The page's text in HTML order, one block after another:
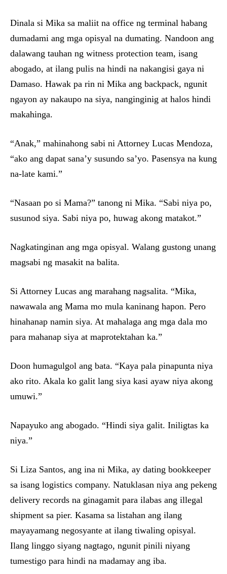
Dinala si Mika sa maliit na office ng terminal habang
dumadami ang mga opisyal na dumating. Nandoon ang
dalawang tauhan ng witness protection team, isang
abogado, at ilang pulis na hindi na nakangisi gaya ni
Damaso. Hawak pa rin ni Mika ang backpack, ngunit
ngayon ay nakaupo na siya, nanginginig at halos hindi
makahinga.
“Anak,” mahinahong sabi ni Attorney Lucas Mendoza,
“ako ang dapat sana’y susundo sa’yo. Pasensya na kung
na-late kami.”
“Nasaan po si Mama?” tanong ni Mika. “Sabi niya po,
susunod siya. Sabi niya po, huwag akong matakot.”
Nagkatinginan ang mga opisyal. Walang gustong unang
magsabi ng masakit na balita.
Si Attorney Lucas ang marahang nagsalita. “Mika,
nawawala ang Mama mo mula kaninang hapon. Pero
hinahanap namin siya. At mahalaga ang mga dala mo
para mahanap siya at maprotektahan ka.”
Doon humagulgol ang bata. “Kaya pala pinapunta niya
ako rito. Akala ko galit lang siya kasi ayaw niya akong
umuwi.”
Napayuko ang abogado. “Hindi siya galit. Iniligtas ka
niya.”
Si Liza Santos, ang ina ni Mika, ay dating bookkeeper
sa isang logistics company. Natuklasan niya ang pekeng
delivery records na ginagamit para ilabas ang illegal
shipment sa pier. Kasama sa listahan ang ilang
mayayamang negosyante at ilang tiwaling opisyal.
Ilang linggo siyang nagtago, ngunit pinili niyang
tumestigo para hindi na madamay ang iba.